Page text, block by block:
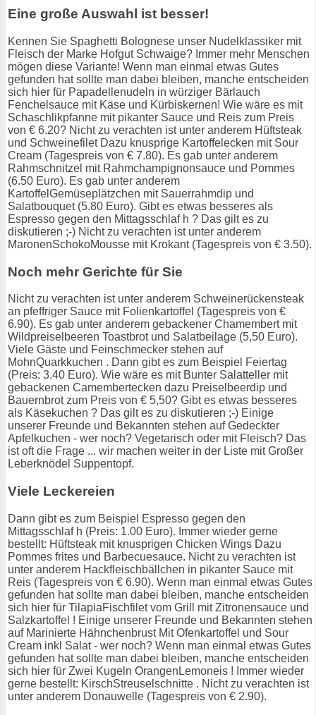
Eine große Auswahl ist besser!
Kennen Sie Spaghetti Bolognese unser Nudelklassiker mit
Fleisch der Marke Hofgut Schwaige? Immer mehr Menschen
mögen diese Variante! Wenn man einmal etwas Gutes
gefunden hat sollte man dabei bleiben, manche entscheiden
sich hier für Papadellenudeln in würziger Bärlauch
Fenchelsauce mit Käse und Kürbiskernen! Wie wäre es mit
Schaschlikpfanne mit pikanter Sauce und Reis zum Preis
von € 6.20? Nicht zu verachten ist unter anderem Hüftsteak
und Schweinefilet Dazu knusprige Kartoffelecken mit Sour
Cream (Tagespreis von € 7.80). Es gab unter anderem
Rahmschnitzel mit Rahmchampignonsauce und Pommes
(6.50 Euro). Es gab unter anderem
KartoffelGemüseplätzchen mit Sauerrahmdip und
Salatbouquet (5.80 Euro). Gibt es etwas besseres als
Espresso gegen den Mittagsschlaf h ? Das gilt es zu
diskutieren ;-) Nicht zu verachten ist unter anderem
MaronenSchokoMousse mit Krokant (Tagespreis von € 3.50).
Noch mehr Gerichte für Sie
Nicht zu verachten ist unter anderem Schweinerückensteak
an pfeffriger Sauce mit Folienkartoffel (Tagespreis von €
6.90). Es gab unter anderem gebackener Chamembert mit
Wildpreiselbeeren Toastbrot und Salatbeilage (5,50 Euro).
Viele Gäste und Feinschmecker stehen auf
MohnQuarkkuchen . Dann gibt es zum Beispiel Feiertag
(Preis: 3.40 Euro). Wie wäre es mit Bunter Salatteller mit
gebackenen Camembertecken dazu Preiselbeerdip und
Bauernbrot zum Preis von € 5,50? Gibt es etwas besseres
als Käsekuchen ? Das gilt es zu diskutieren ;-) Einige
unserer Freunde und Bekannten stehen auf Gedeckter
Apfelkuchen - wer noch? Vegetarisch oder mit Fleisch? Das
ist oft die Frage ... wir machen weiter in der Liste mit Großer
Leberknödel Suppentopf.
Viele Leckereien
Dann gibt es zum Beispiel Espresso gegen den
Mittagsschlaf h (Preis: 1.00 Euro). Immer wieder gerne
bestellt: Hüftsteak mit knusprigen Chicken Wings Dazu
Pommes frites und Barbecuesauce. Nicht zu verachten ist
unter anderem Hackfleischbällchen in pikanter Sauce mit
Reis (Tagespreis von € 6.90). Wenn man einmal etwas Gutes
gefunden hat sollte man dabei bleiben, manche entscheiden
sich hier für TilapiaFischfilet vom Grill mit Zitronensauce und
Salzkartoffel ! Einige unserer Freunde und Bekannten stehen
auf Marinierte Hähnchenbrust Mit Ofenkartoffel und Sour
Cream inkl Salat - wer noch? Wenn man einmal etwas Gutes
gefunden hat sollte man dabei bleiben, manche entscheiden
sich hier für Zwei Kugeln OrangenLemoneis ! Immer wieder
gerne bestellt: KirschStreuselschnitte . Nicht zu verachten ist
unter anderem Donauwelle (Tagespreis von € 2.90).